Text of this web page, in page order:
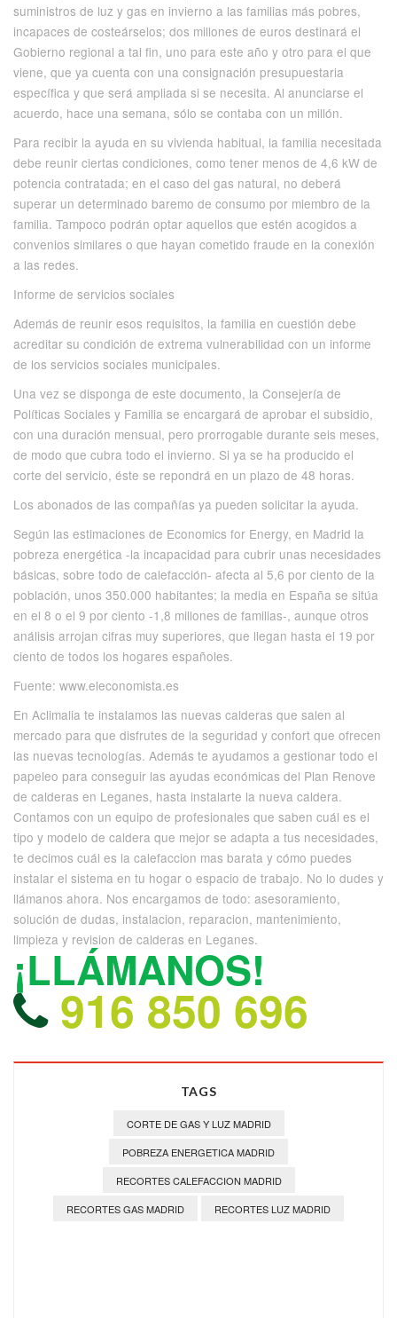
suministros de luz y gas en invierno a las familias más pobres,
incapaces de costeárselos; dos millones de euros destinará el
Gobierno regional a tal fin, uno para este año y otro para el que
viene, que ya cuenta con una consignación presupuestaria
específica y que será ampliada si se necesita. Al anunciarse el
acuerdo, hace una semana, sólo se contaba con un millón.
Para recibir la ayuda en su vivienda habitual, la familia necesitada
debe reunir ciertas condiciones, como tener menos de 4,6 kW de
potencia contratada; en el caso del gas natural, no deberá
superar un determinado baremo de consumo por miembro de la
familia. Tampoco podrán optar aquellos que estén acogidos a
convenios similares o que hayan cometido fraude en la conexión
a las redes.
Informe de servicios sociales
Además de reunir esos requisitos, la familia en cuestión debe
acreditar su condición de extrema vulnerabilidad con un informe
de los servicios sociales municipales.
Una vez se disponga de este documento, la Consejería de
Políticas Sociales y Familia se encargará de aprobar el subsidio,
con una duración mensual, pero prorrogable durante seis meses,
de modo que cubra todo el invierno. Si ya se ha producido el
corte del servicio, éste se repondrá en un plazo de 48 horas.
Los abonados de las compañías ya pueden solicitar la ayuda.
Según las estimaciones de Economics for Energy, en Madrid la
pobreza energética -la incapacidad para cubrir unas necesidades
básicas, sobre todo de calefacción- afecta al 5,6 por ciento de la
población, unos 350.000 habitantes; la media en España se sitúa
en el 8 o el 9 por ciento -1,8 millones de familias-, aunque otros
análisis arrojan cifras muy superiores, que llegan hasta el 19 por
ciento de todos los hogares españoles.
Fuente: www.eleconomista.es
En Aclimalia te instalamos las nuevas calderas que salen al
mercado para que disfrutes de la seguridad y confort que ofrecen
las nuevas tecnologías. Además te ayudamos a gestionar todo el
papeleo para conseguir las ayudas económicas del Plan Renove
de calderas en Leganes, hasta instalarte la nueva caldera.
Contamos con un equipo de profesionales que saben cuál es el
tipo y modelo de caldera que mejor se adapta a tus necesidades,
te decimos cuál es la calefaccion mas barata y cómo puedes
instalar el sistema en tu hogar o espacio de trabajo. No lo dudes y
llámanos ahora. Nos encargamos de todo: asesoramiento,
solución de dudas, instalacion, reparacion, mantenimiento,
limpieza y revision de calderas en Leganes.
¡LLÁMANOS!
916 850 696
TAGS
CORTE DE GAS Y LUZ MADRID
POBREZA ENERGETICA MADRID
RECORTES CALEFACCION MADRID
RECORTES GAS MADRID
RECORTES LUZ MADRID